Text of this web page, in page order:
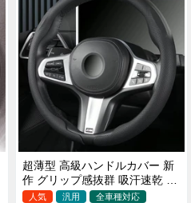
超薄型 高級ハンドルカバー 新
作 グリップ感抜群 吸汗速乾 ス
エード ナパレザー 通年使用
人気 汎用 全車種対応